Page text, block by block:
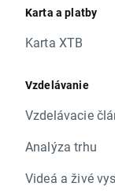
Karta a platby
Karta XTB
Vzdelávanie
Vzdelávacie
Analýza trhu
Videá a živé